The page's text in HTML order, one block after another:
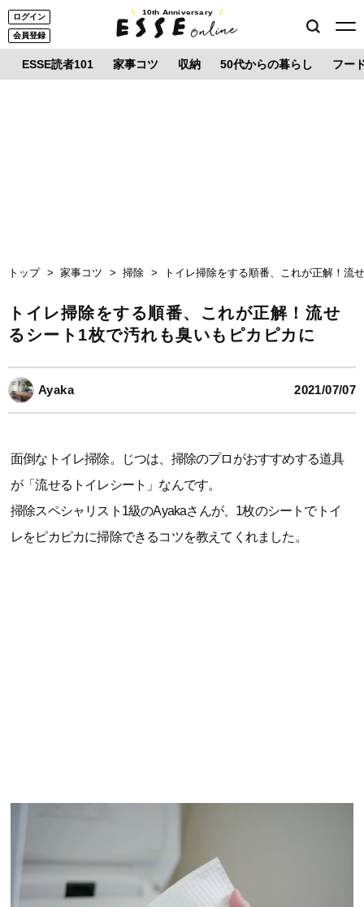
ログイン
会員登録
10th Anniversary
ESSE読者101 家事コツ 収納 50代からの暮らし フー
トップ 家事コツ 掃除 トイレ掃除をする順番、これが正解！流
トイレ掃除をする順番、これが正解！流せ
るシート1枚で汚れも臭いもピカピカに
Ayaka 2021/07/07
面倒なトイレ掃除。じつは、掃除のプロがおすすめする道具
が「流せるトイレシート」なんです。
掃除スペシャリスト1級のAyakaさんが、1枚のシートでトイ
レをピカピカに掃除できるコツを教えてくれました。